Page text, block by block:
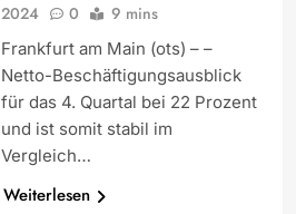
2024
0 9 mins
Frankfurt am Main (ots) – –
Netto-Beschäftigungsausblick
für das 4. Quartal bei 22 Prozent
und ist somit stabil im
Vergleich…
Weiterlesen